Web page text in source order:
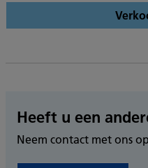
Heeft u een
Neem contact met ons